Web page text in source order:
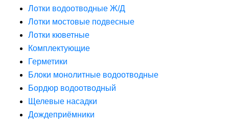
Лотки водоотводные Ж/Д
Лотки мостовые подвесные
Лотки кюветные
Комплектующие
Герметики
Блоки монолитные водоотводные
Бордюр водоотводный
Щелевые насадки
Дождеприёмники